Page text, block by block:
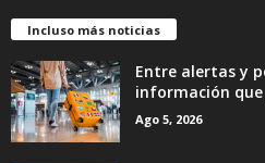
Incluso más noticias
Entre alertas y
información
Ago 5, 2026